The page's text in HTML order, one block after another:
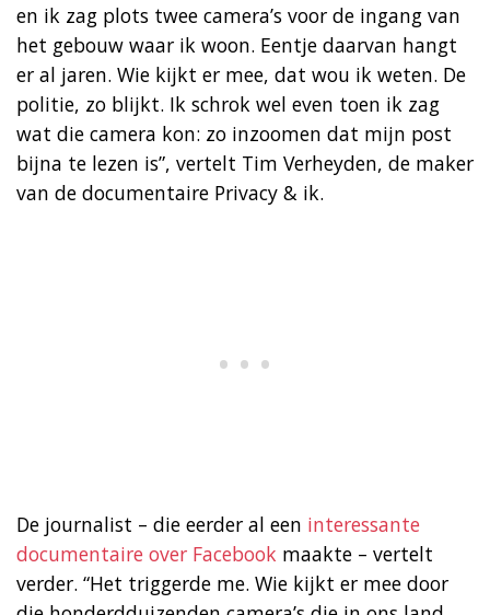
en ik zag plots twee camera’s voor de ingang van
het gebouw waar ik woon. Eentje daarvan hangt
er al jaren. Wie kijkt er mee, dat wou ik weten. De
politie, zo blijkt. Ik schrok wel even toen ik zag
wat die camera kon: zo inzoomen dat mijn post
bijna te lezen is”, vertelt Tim Verheyden, de maker
van de documentaire Privacy & ik.
De journalist – die eerder al een interessante
documentaire over Facebook maakte – vertelt
verder. “Het triggerde me. Wie kijkt er mee door